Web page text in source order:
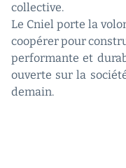
collective.
Le Cniel porte la
coopérer pour
performante et
ouverte sur la
demain.